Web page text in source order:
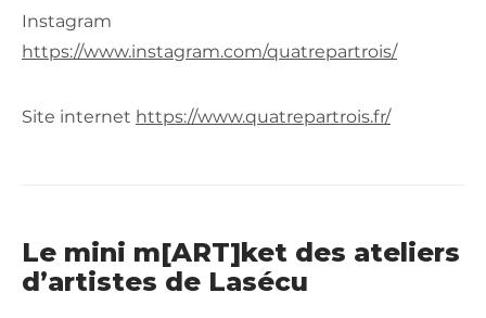
Instagram
https://www.instagram.com/quatrepartrois/
Site internet https://www.quatrepartrois.fr/
Le mini m[ART]ket des ateliers
d’artistes de Lasécu